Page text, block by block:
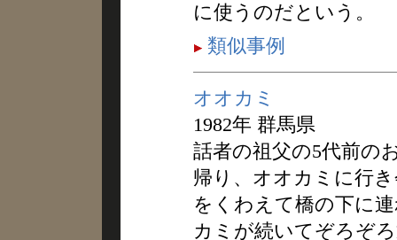
に使うのだという。
類似事例
オオカミ
1982年 群馬県
話者の祖父の5代前の
帰り、オオカミに行
をくわえて橋の下に
カミが続いてぞろぞ